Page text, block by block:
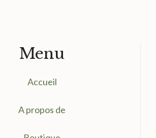
Menu
Accueil
A propos de